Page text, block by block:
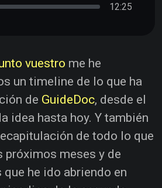
12:25
vuestro me he
un timeline de lo que ha
de GuideDoc, desde el
idea hasta hoy. Y también
de todo lo que
próximos meses y de
he ido abriendo en